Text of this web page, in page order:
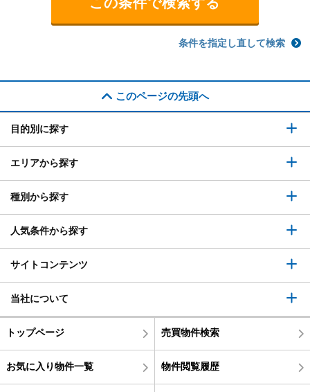
条件を指定し直して検索
このページの先頭へ
目的別に探す
エリアから探す
種別から探す
人気条件から探す
サイトコンテンツ
当社について
トップページ 売買物件検索
お気に入り物件一覧 物件閲覧履歴